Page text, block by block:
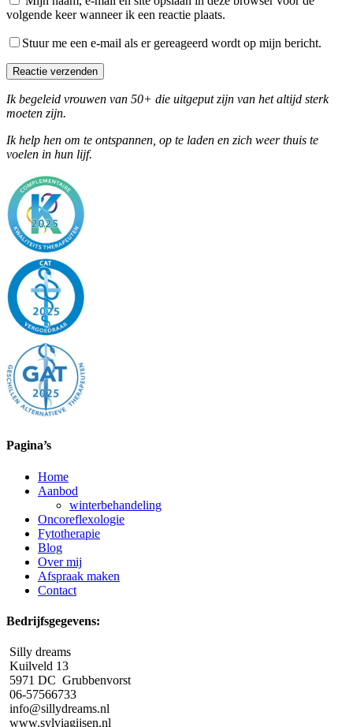
volgende keer wanneer ik een reactie plaats.
Stuur me een e-mail als er gereageerd wordt op mijn bericht.
Reactie verzenden
Ik begeleid vrouwen van 50+ die uitgeput zijn van het altijd sterk
moeten zijn.
Ik help hen om te ontspannen, op te laden en zich weer thuis te
voelen in hun lijf.
Pagina’s
Home
Aanbod
winterbehandeling
Oncoreflexologie
Fytotherapie
Blog
Over mij
Afspraak maken
Contact
Bedrijfsgegevens:
Silly dreams
Kuilveld 13
5971 DC Grubbenvorst
06-57566733
info@sillydreams.nl
www.sylviagijsen.nl